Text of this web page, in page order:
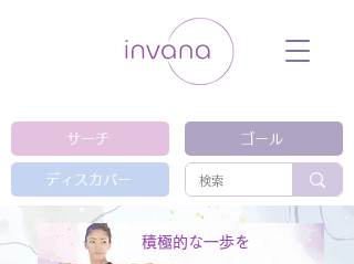
ガ 瞑想 栄養 医学 レッスン レクチャ
ー ​ストレス 免疫力 睡眠 メンタルヘル
サーチ
ディスカバー
ゴール
積極的な一歩を